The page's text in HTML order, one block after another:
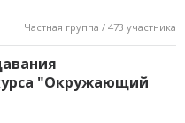
Частная группа / 473 участника
"Окружающий